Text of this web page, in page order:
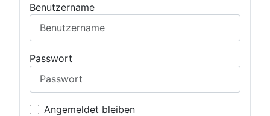
Benutzername
Passwort
Angemeldet bleiben